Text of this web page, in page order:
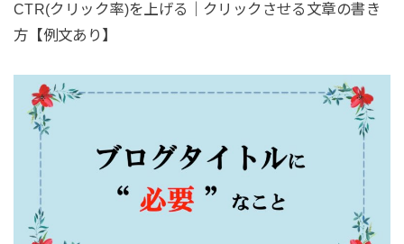
CTR(クリック率)を上げる｜クリックさせる文章の書き
方【例文あり】